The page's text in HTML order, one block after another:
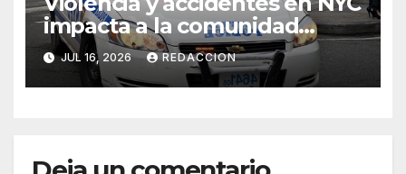
impacta a la comunidad
dominicana
JUL 16, 2026 REDACCION